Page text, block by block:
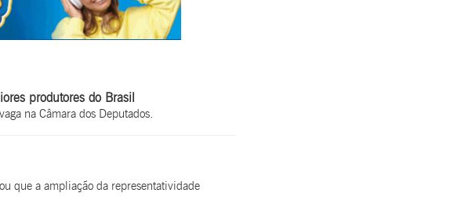
produtores do Brasil
na Câmara dos Deputados.
que a ampliação da representatividade